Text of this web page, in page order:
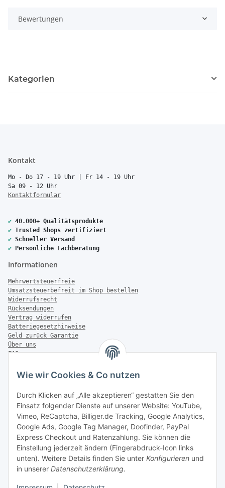
Wie wir Cookies & Co nutzen
Durch Klicken auf „Alle akzeptieren“ gestatten Sie den
Einsatz folgender Dienste auf unserer Website: YouTube,
Vimeo, ReCaptcha, Billiger.de Tracking, Google Analytics,
Google Ads, Google Tag Manager, Doofinder, PayPal
Express Checkout und Ratenzahlung. Sie können die
Einstellung jederzeit ändern (Fingerabdruck-Icon links
unten). Weitere Details finden Sie unter Konfigurieren und
in unserer Datenschutzerklärung.
Bewertungen
Kategorien
Kontakt
Mo - Do 17 - 19 Uhr | Fr 14 - 19 Uhr
Sa 09 - 12 Uhr
Kontaktformular
✔ 40.000+ Qualitätsprodukte
✔ Trusted Shops zertifiziert
✔ Schneller Versand
✔ Persönliche Fachberatung
Informationen
Mehrwertsteuerfreie
Umsatzsteuerbefreit im Shop bestellen
Widerrufsrecht
Rücksendungen
Vertrag widerrufen
Batteriegesetzhinweise
Geld zurück Garantie
Über uns
FAQ
Zahlung & Versand
Versandinformationen
Sonstiges